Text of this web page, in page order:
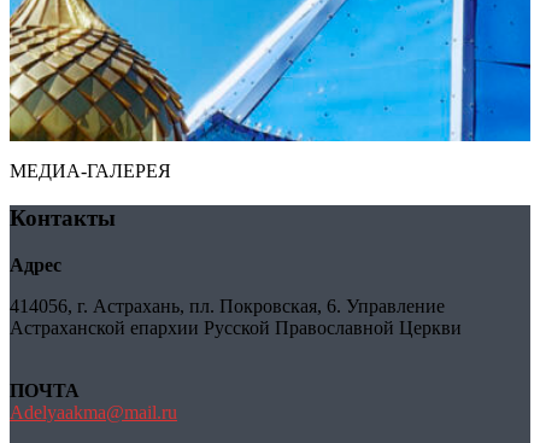
МЕДИА-ГАЛЕРЕЯ
Контакты
Адрес
414056, г. Астрахань, пл. Покровская, 6. Управление
Астраханской епархии Русской Православной Церкви
ПОЧТА
Adelyaakma@mail.ru